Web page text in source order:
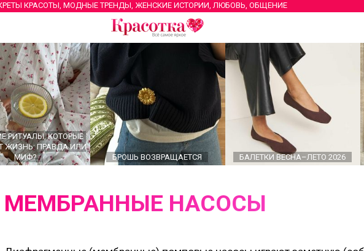
КРАСОТЫ, МОДНЫЕ ТРЕНДЫ, ЖЕНСКИЕ ИСТОРИИ, ЛЮБОВЬ, ОБЩЕНИЕ
РИТУАЛЫ, КОТОРЫЕ
ЖИЗНЬ: ПРАВДА ИЛИ
МИФ?
БРОШЬ ВОЗВРАЩАЕТСЯ БАЛЕТКИ ВЕСНА–ЛЕТО 2026
МЕМБРАННЫЕ НАСОСЫ